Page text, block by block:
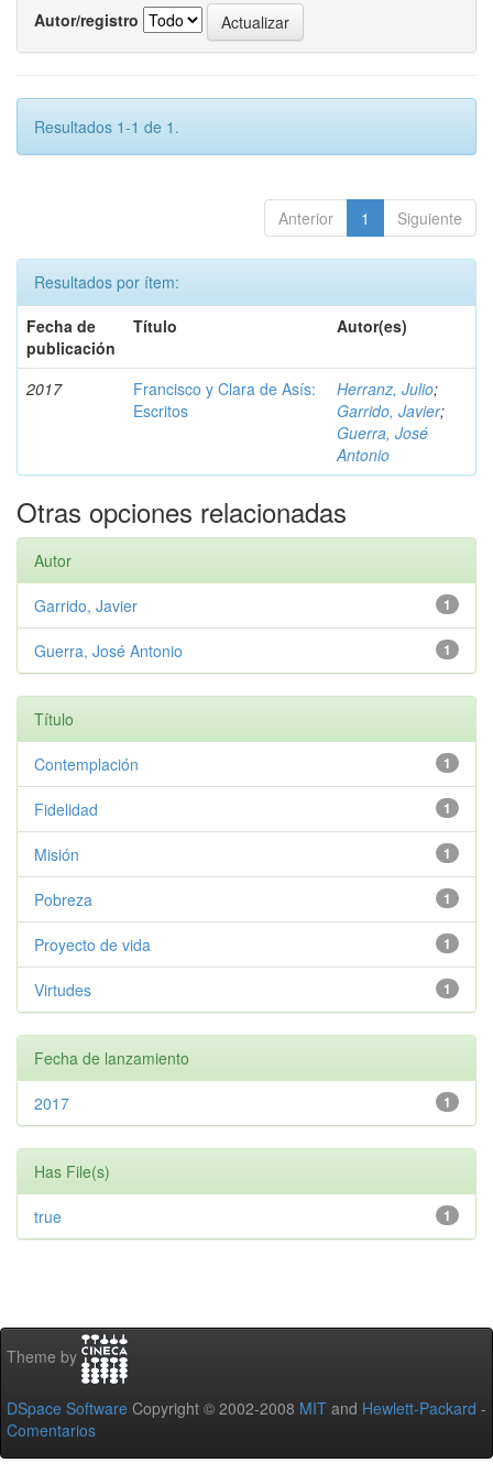
Autor/registro
Resultados 1-1 de 1.
Anterior 1 Siguiente
Resultados por ítem:
Fecha de
publicación
Título Autor(es)
2017
Francisco y Clara de Asís:
Escritos
Herranz, Julio;
Garrido, Javier;
Guerra, José
Antonio
Otras opciones relacionadas
Autor
1
Garrido, Javier
1
Guerra, José Antonio
Título
1
Contemplación
1
Fidelidad
1
Misión
1
Pobreza
1
Proyecto de vida
1
Virtudes
Fecha de lanzamiento
1
2017
Has File(s)
1
true
Theme by
DSpace Software Copyright © 2002-2008 MIT and Hewlett-Packard -
Comentarios